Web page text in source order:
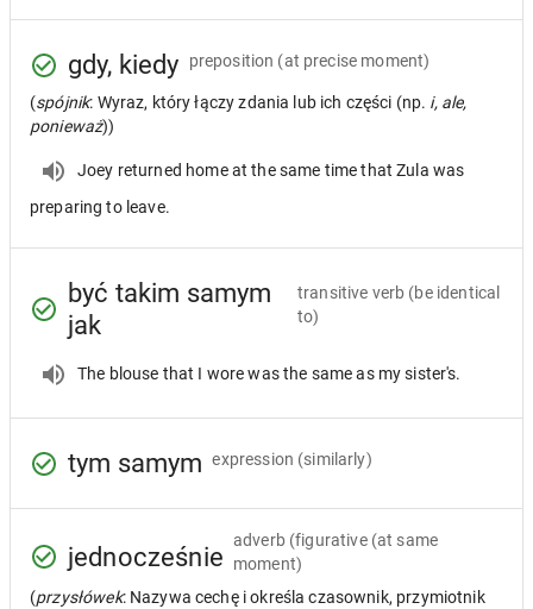
gdy, kiedy preposition (at precise moment)
(spójnik: Wyraz, który łączy zdania lub ich części (np. i, ale,
ponieważ))
Joey returned home at the same time that Zula was
preparing to leave.
być takim samym
jak
transitive verb (be identical
to)
The blouse that I wore was the same as my sister's.
tym samym expression (similarly)
jednocześnie
adverb (figurative (at same
moment)
(przysłówek: Nazywa cechę i określa czasownik, przymiotnik